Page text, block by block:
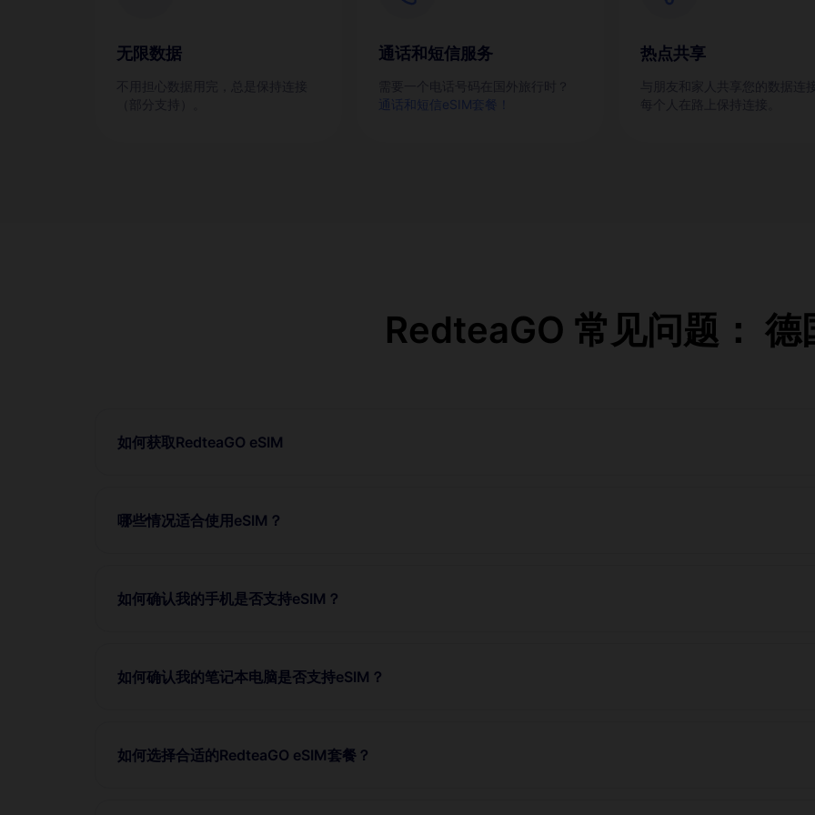
无限数据 通话和短信服务
通话和短信eSIM套餐！
热点共享
RedteaGO 常见问题： 德
如何获取RedteaGO eSIM
哪些情况适合使用eSIM？
如何确认我的手机是否支持eSIM？
如何确认我的笔记本电脑是否支持eSIM？
如何选择合适的RedteaGO eSIM套餐？